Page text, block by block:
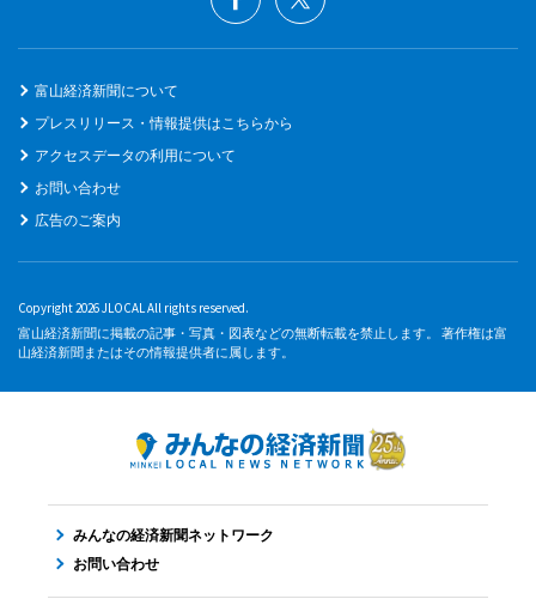
富山経済新聞について
プレスリリース・情報提供はこちらから
アクセスデータの利用について
お問い合わせ
広告のご案内
Copyright 2026 JLOCAL All rights reserved.
富山経済新聞に掲載の記事・写真・図表などの無断転載を禁止します。 著作権は富
山経済新聞またはその情報提供者に属します。
みんなの経済新聞ネットワーク
お問い合わせ